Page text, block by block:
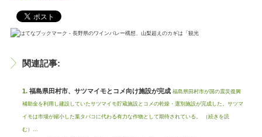
関連記事:
福島県田村市、サツマイモとコメ向け施設が完成 福島県田村市が国の震災復興
補助金を利用し建設していたサツマイモ貯蔵施設とコメの乾燥・選別施設が完成した。サツマ
イモは市場が縮小した葉タバコに代わる有力な作物として期待されている。 （続きを読
む）...